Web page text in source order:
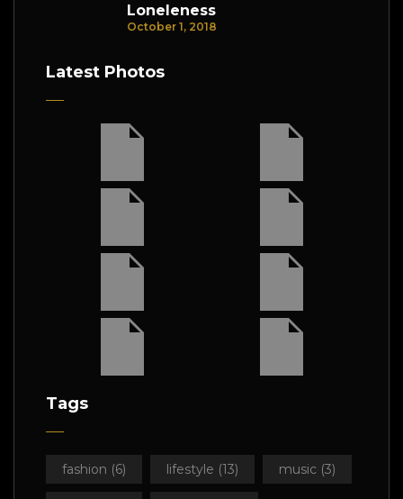
Loneleness
October 1, 2018
Latest Photos
Tags
fashion (6) lifestyle (13) music (3)